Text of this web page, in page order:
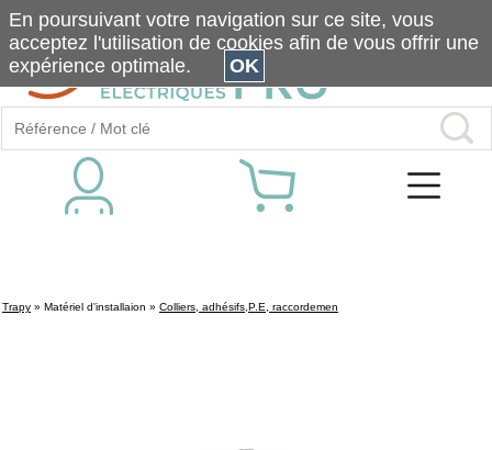
Trapy » Matériel d'installaion » Colliers, adhésifs,P.E, raccordemen
En poursuivant votre navigation sur ce site, vous
acceptez l'utilisation de cookies afin de vous offrir une
expérience optimale.
OK